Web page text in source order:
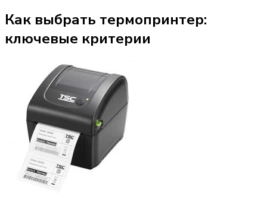
Как выбрать термопринтер:
ключевые критерии